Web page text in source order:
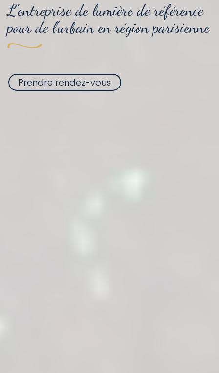
L'entreprisede lumièrede référence
pourde l'urbainen région parisienne
Prendre rendez-vous